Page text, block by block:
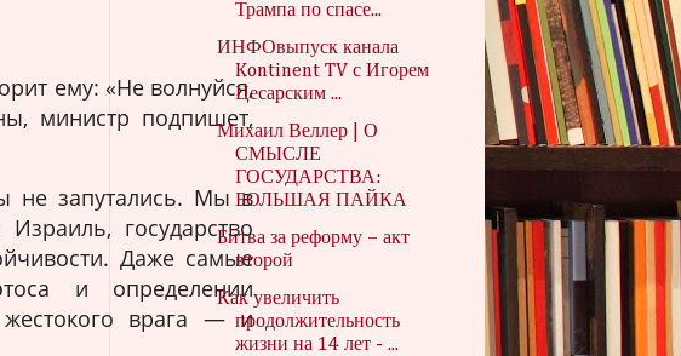
ему: «Не волнуйся,
министр подпишет,
не запутались. Мы в
государство
Даже самые
и определении
жестокого врага — и
Трампа по спасе...
ИНФОвыпуск канала
Kontinent TV с Игорем
Цесарским ...
Михаил Веллер | О
СМЫСЛЕ
ГОСУДАРСТВА:
БОЛЬШАЯ ПАЙКА
Битва за реформу – акт
второй
Как увеличить
продолжительность
жизни на 14 лет - ...